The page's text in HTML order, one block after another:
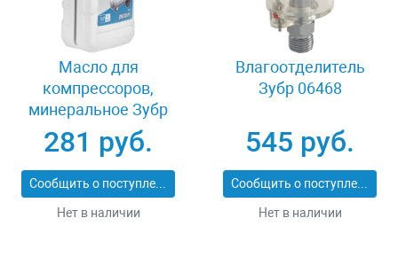
Масло для
компрессоров,
минеральное Зубр
ПНЕВМО-СТАНДАРТ
ЗМК-ПС
281 руб.
Сообщить о поступлении
Нет в наличии
Влагоотделитель
Зубр 06468
545 руб.
Сообщить о поступлении
Нет в наличии